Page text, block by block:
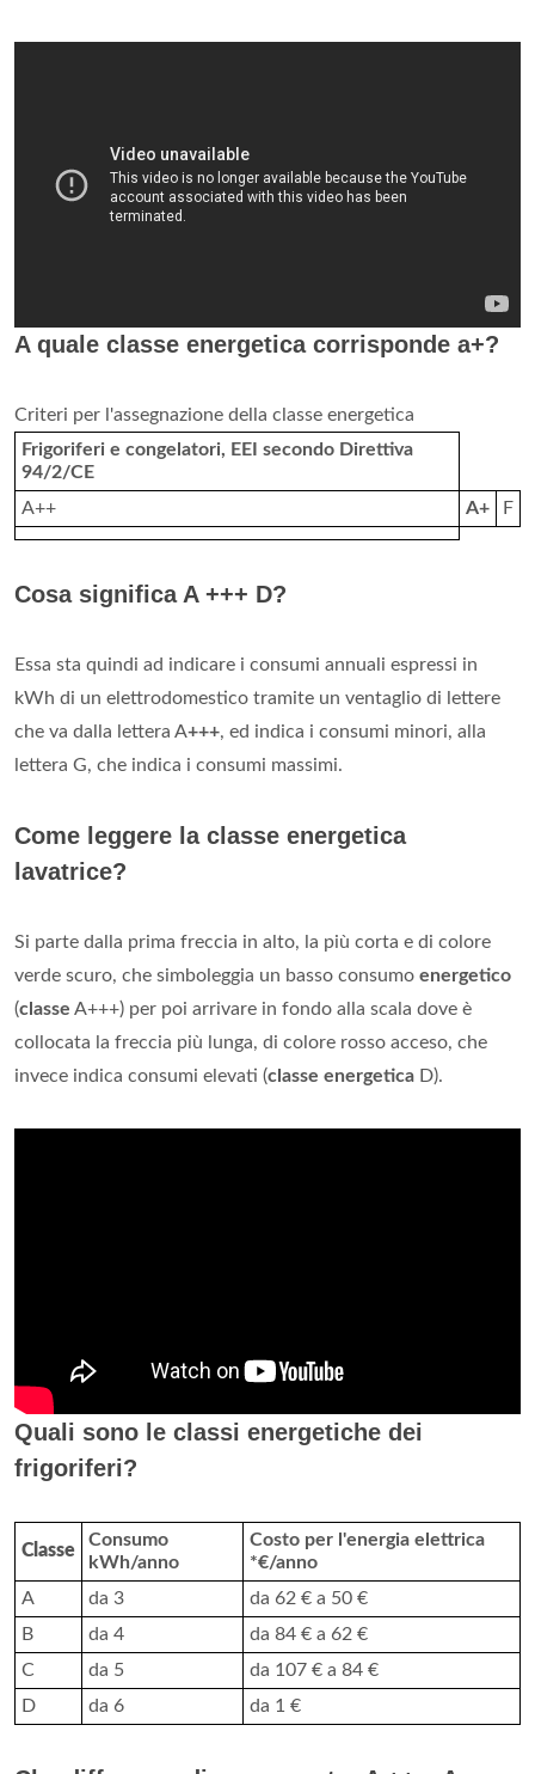
A quale classe energetica corrisponde a+?
Criteri per l'assegnazione della classe energetica
Frigoriferi e congelatori, EEI secondo Direttiva
94/2/CE
A++
A+ F
Cosa significa A +++ D?
Essa sta quindi ad indicare i consumi annuali espressi in
kWh di un elettrodomestico tramite un ventaglio di lettere
che va dalla lettera A+++, ed indica i consumi minori, alla
lettera G, che indica i consumi massimi.
Come leggere la classe energetica
lavatrice?
Si parte dalla prima freccia in alto, la più corta e di colore
verde scuro, che simboleggia un basso consumo energetico
(classe A+++) per poi arrivare in fondo alla scala dove è
collocata la freccia più lunga, di colore rosso acceso, che
invece indica consumi elevati (classe energetica D).
Quali sono le classi energetiche dei
frigoriferi?
Classe
Consumo
kWh/anno
Costo per l'energia elettrica
*€/anno
A
da 3
da 62 € a 50 €
B
da 4
da 84 € a 62 €
C
da 5
da 107 € a 84 €
D
da 6 da 1 €